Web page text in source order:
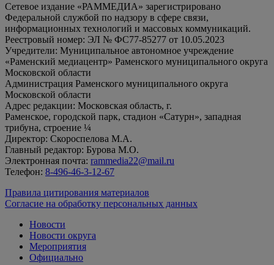
Сетевое издание «РАММЕДИА» зарегистрировано
Федеральной службой по надзору в сфере связи,
информационных технологий и массовых коммуникаций.
Реестровый номер: ЭЛ № ФС77-85277 от 10.05.2023
Учредители: Муниципальное автономное учреждение
«Раменский медиацентр» Раменского муниципального округа
Московской области
Администрация Раменского муниципального округа
Московской области
Адрес редакции: Московская область, г.
Раменское, городской парк, стадион «Сатурн», западная
трибуна, строение ¼
Директор: Скороспелова М.А.
Главный редактор: Бурова М.О.
Электронная почта: rammedia22@mail.ru
Телефон: 8-496-46-3-12-67
Правила цитирования материалов
Согласие на обработку персональных данных
Новости
Новости округа
Мероприятия
Официально